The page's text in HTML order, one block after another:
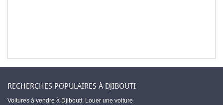
RECHERCHES POPULAIRES À DJIBOUTI
Voitures à vendre à Djibouti, Louer une voiture